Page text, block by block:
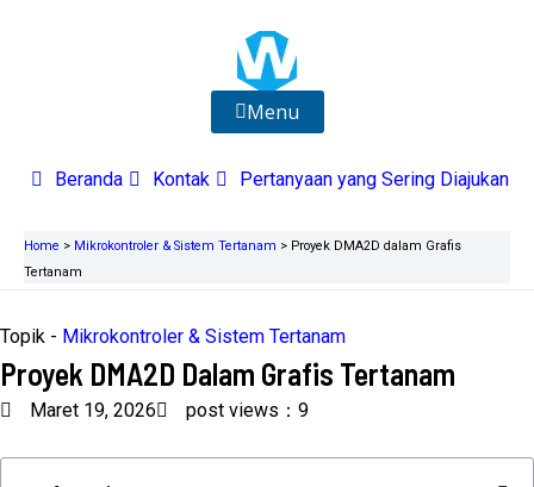
Menu
Beranda Kontak Pertanyaan yang Sering Diajukan
Home > Mikrokontroler & Sistem Tertanam > Proyek DMA2D dalam Grafis
Tertanam
Topik - Mikrokontroler & Sistem Tertanam
Proyek DMA2D Dalam Grafis Tertanam
Maret 19, 2026 post views：9